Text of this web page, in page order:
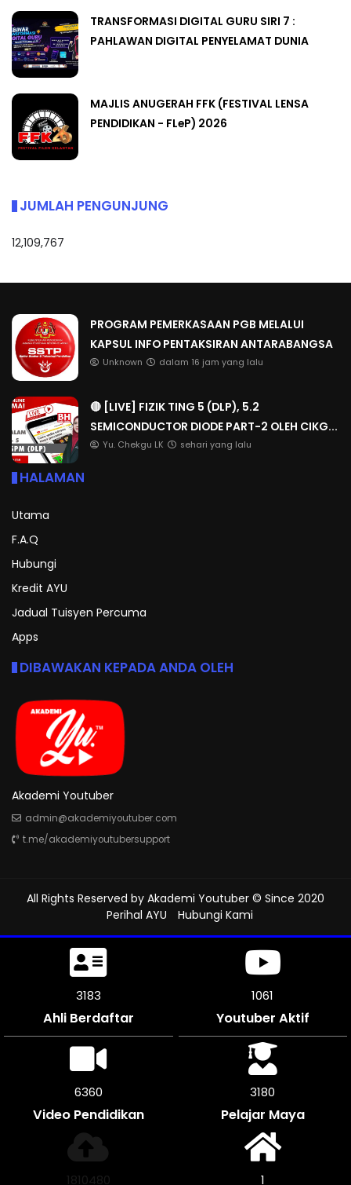
TRANSFORMASI DIGITAL GURU SIRI 7 :
PAHLAWAN DIGITAL PENYELAMAT DUNIA
MAJLIS ANUGERAH FFK (FESTIVAL LENSA
PENDIDIKAN - FLeP) 2026
JUMLAH PENGUNJUNG
12,109,767
PROGRAM PEMERKASAAN PGB MELALUI
KAPSUL INFO PENTAKSIRAN ANTARABANGSA
Unknown dalam 16 jam yang lalu
🔴 [LIVE] FIZIK TING 5 (DLP), 5.2
SEMICONDUCTOR DIODE PART-2 OLEH CIKG...
Yu. Chekgu LK sehari yang lalu
HALAMAN
Utama
F.A.Q
Hubungi
Kredit AYU
Jadual Tuisyen Percuma
Apps
DIBAWAKAN KEPADA ANDA OLEH
Akademi Youtuber
admin@akademiyoutuber.com
t.me/akademiyoutubersupport
All Rights Reserved by Akademi Youtuber © Since 2020
Perihal AYU
Hubungi Kami
3549
Ahli Berdaftar
1183
Youtuber Aktif
7092
Video Pendidikan
3546
Pelajar Maya
2018856 1